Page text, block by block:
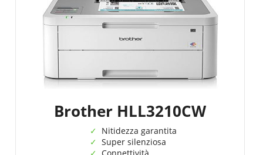
Brother HLL3210CW
Nitidezza garantita
Super silenziosa